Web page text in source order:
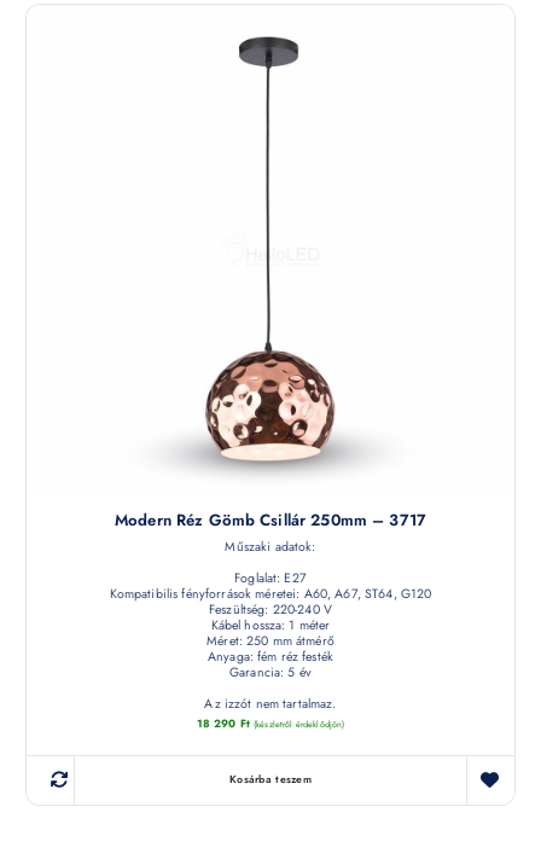
Modern Réz Gömb Csillár 250mm – 3717
Műszaki adatok:
Foglalat: E27
Kompatibilis fényforrások méretei: A60, A67, ST64, G120
Feszültség: 220-240 V
Kábel hossza: 1 méter
Méret: 250 mm átmérő
Anyaga: fém réz festék
Garancia: 5 év
Az izzót nem tartalmaz.
18 290 Ft (készletről érdeklődjön)
Kosárba teszem